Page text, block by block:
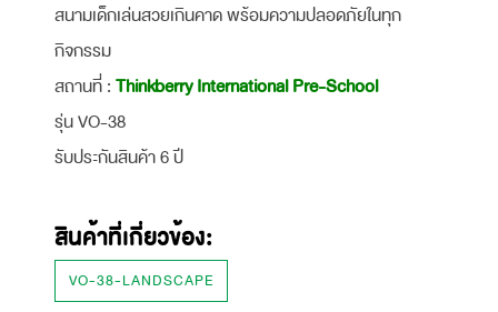
สนามเด็กเล่นสวยเกินคาด พร้อมความปลอดภัยในทุก
กิจกรรม
สถานที่ : Thinkberry International Pre-School
รุ่น VO-38
รับประกันสินค้า 6 ปี
สินค้าที่เกี่ยวข้อง:
VO-38-LANDSCAPE